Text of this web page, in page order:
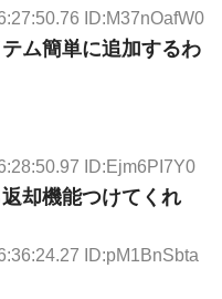
ID:M37nOafW0
ム簡単に追加するわ
ID:Ejm6PI7Y0
却機能つけてくれ
ID:pM1BnSbta